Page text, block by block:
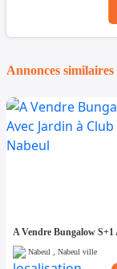
Annonces similaires
Nabeul , Nabeul ville